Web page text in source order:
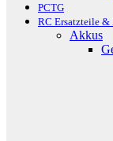
PCTG
RC Ersatzteile &
Akkus